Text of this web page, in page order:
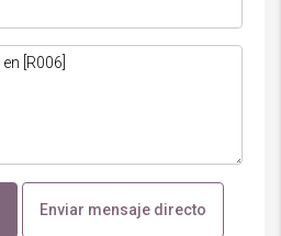
Enviar mensaje directo